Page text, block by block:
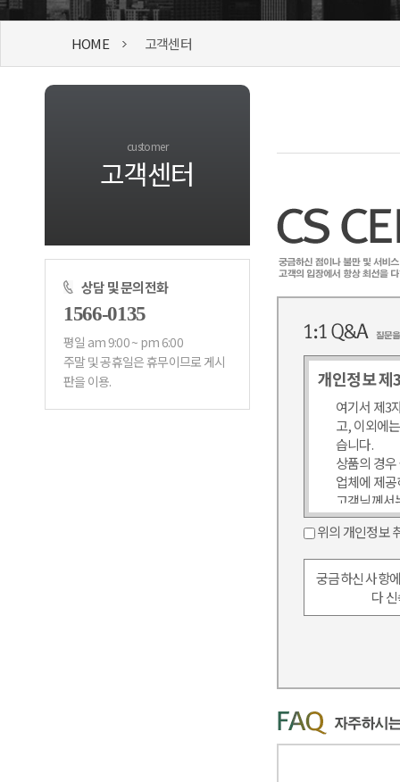
HOME 고객센터
customer
고객센터
상담 및 문의전화
1566-0135
평일 am 9:00 ~ pm 6:00
판을 이용. 개인정보 제
습니다.
업체에 제
구매가 이루
개인정보를
제공목적 :
제공정보 :
개인정보
제한 서비
확한 배송
위의 개인정보
궁금하신 사항
다